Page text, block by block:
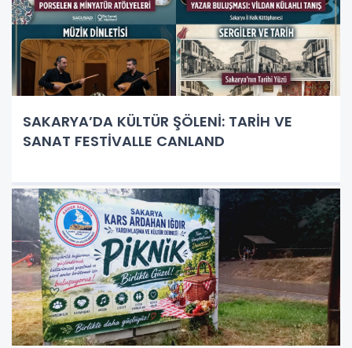
SAKARYA’DA KÜLTÜR ŞÖLENİ: TARİH VE
SANAT FESTİVALLE CANLAND